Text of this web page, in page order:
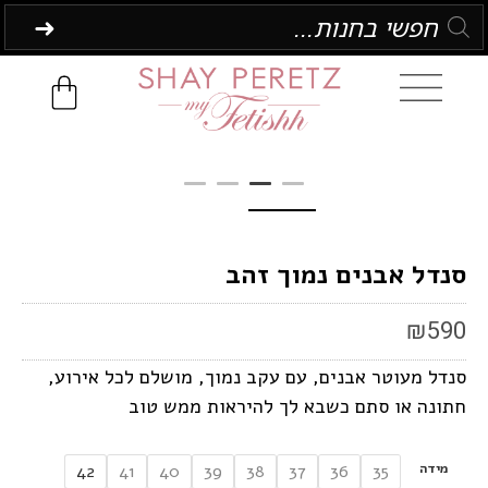
סנדל אבנים נמוך זהב
₪590
סנדל מעוטר אבנים, עם עקב נמוך, מושלם לכל אירוע,
חתונה או סתם כשבא לך להיראות ממש טוב
מידה 35
36
37
38
39
40
41
42